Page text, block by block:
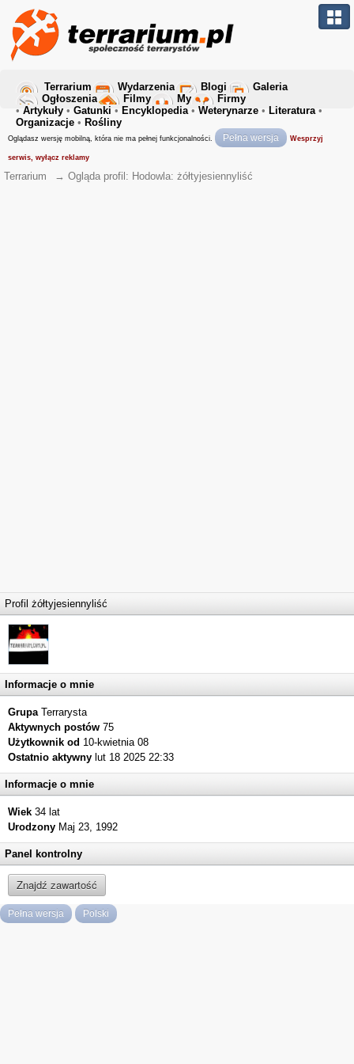
Terrarium Wydarzenia Blogi
Galeria
Ogłoszenia
Filmy My
Firmy
• Artykuły • Gatunki • Encyklopedia• Weterynarze • Literatura•
Organizacje • Rośliny
Oglądasz wersję mobilną, która nie ma pełnej funkcjonalności. Pełna wersja Wesprzyj
serwis, wyłącz reklamy
Terrarium → Ogląda profil: Hodowla: żółtyjesiennyliść
Profil żółtyjesiennyliść
Informacje o mnie
GrupaTerrarysta
Aktywnych postów 75
Użytkownik od 10-kwietnia 08
Ostatnio aktywny lut 18 2025 22:33
Informacje o mnie
Wiek 34 lat
Urodzony Maj 23, 1992
Panel kontrolny
Znajdź zawartość
Pełna wersja Polski